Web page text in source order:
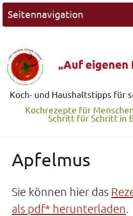
Seitennavigation
„Auf eigenen
Koch- und Haushaltstipps für
Kochrezepte für
Schritt für Schritt in
Apfelmus
Sie können hier das
als pdf* herunterladen.